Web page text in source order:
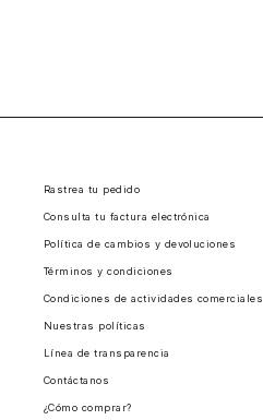
Rastrea tu pedido
Consulta tu factura electrónica
Política de cambios y devoluciones
Términos y condiciones
Condiciones de actividades comerciales
Nuestras políticas
Línea de transparencia
Contáctanos
¿Cómo comprar?